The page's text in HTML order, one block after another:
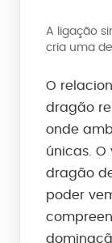
A ligação
cria uma
O
dragão
onde
únicas. O
dragão
poder